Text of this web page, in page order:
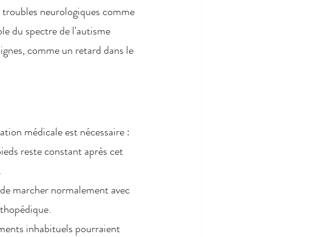
neurologiques comme
du spectre de l'autisme
comme un retard dans le
médicale est nécessaire :
reste constant après cet
marcher normalement avec
inhabituels pourraient